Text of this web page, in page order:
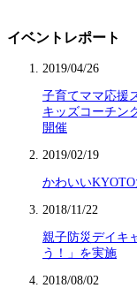
イベントレポート
2019/04/26
子育てママ応援
キッズコーチン
開催
2019/02/19
かわいい
2018/11/22
親子防災デイキ
う！」を実施
2018/08/02